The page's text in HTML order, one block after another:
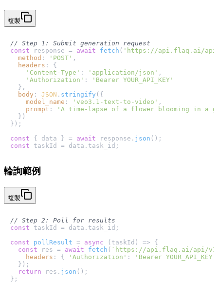
複製
// Step 1: Submit generation request
const response = await fetch ( 'https://api.flaq.ai/
method : 'POST' ,
headers : {
'Content-Type' : 'application/json' ,
'Authorization' :
'Bearer YOUR_API_KEY'
  },
body : JSON . stringify ({
model_name : 'veo3.1-text-to-video' ,
prompt :
'A time-lapse of a flower blooming in a
  })
});
const { data } = await response. json
const taskId = data. task_id
輪詢範例
複製
// Step 2: Poll for results
const taskId = data. task_id ;
const
pollResult = async ( taskId ) => {
const res = await fetch ( `https://api.flaq.ai/api/
headers : { 'Authorization' : 'Bearer YOUR_API_KEY'
  });
return res. json ();
};